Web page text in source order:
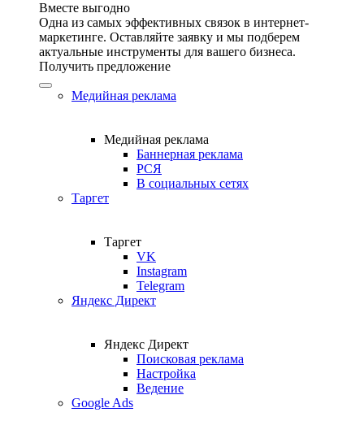
Вместе выгодно
Одна из самых эффективных связок в интернет-
маркетинге. Оставляйте заявку и мы подберем
актуальные инструменты для вашего бизнеса.
Получить предложение
Медийная реклама
Медийная реклама
Баннерная реклама
РСЯ
В социальных сетях
Таргет
Таргет
VK
Instagram
Telegram
Яндекс Директ
Яндекс Директ
Поисковая реклама
Настройка
Ведение
Google Ads